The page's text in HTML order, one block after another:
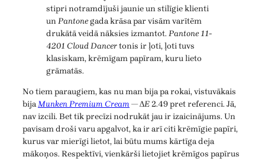
stipri notramdījuši jaunie un stilīgie klienti
unPantonegada krāsa par visām varītēm
drukātā veidā nāksies izmantot. Pantone 11-
4201 Cloud Dancertonis ir ļoti, ļoti tuvs
klasiskam, krēmīgam papīram, kuru lieto
grāmatās.
No tiem paraugiem, kas nu man bija pa rokai, vistuvākais
bijaMunken Premium Cream— ΔE2.49 pret referenci. Jā,
nav izcili. Bet tik precīzi nodrukāt jau ir izaicinājums. Un
pavisam droši varu apgalvot, ka ir arī citi krēmīgie papīri,
kurus var mierīgi lietot, lai būtu mums kārtīga deja
mākoņos. Respektīvi, vienkārši lietojiet krēmīgos papīrus